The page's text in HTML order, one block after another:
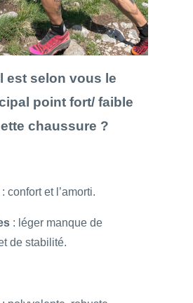
est selon vous le
point fort/ faible
chaussure ?
: confort et l’amorti.
: léger manque de
de stabilité.